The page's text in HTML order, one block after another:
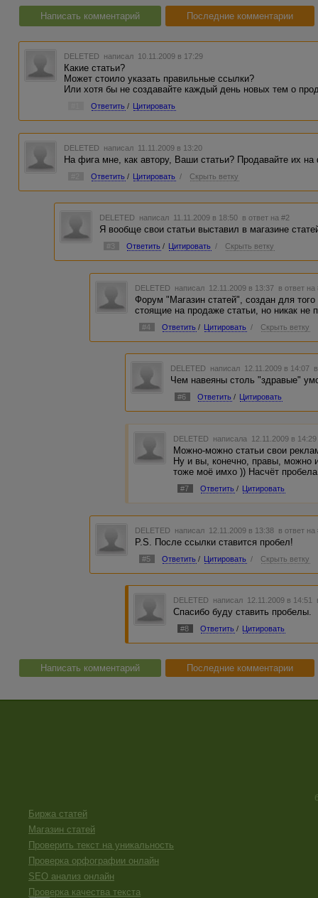
Написать комментарий Последние комментарии
DELETED написал 10.11.2009 в 17:29
Какие статьи?
Может стоило указать правильные ссылки?
Или хотя бы не создавайте каждый день новых тем о
Ответить / Цитировать
DELETED написал 11.11.2009 в 13:20
На фига мне, как автору, Ваши статьи? Продавайте их
Ответить / Цитировать / Скрыть ветку
DELETED написал 11.11.2009 в 18:50 в ответ на #2
Я вообще свои статьи выставил в магазине
#3 Ответить / Цитировать / Скрыть ветку
DELETED написал 12.11.2009 в 13:37 в ответ на
Форум "Магазин статей", создан для
стоящие на продаже статьи, но никак
#4 Ответить / Цитировать / Скрыть ветку
DELETED написал 12.11.2009 в 14:07
Чем навеяны столь "здравые"
#6 Ответить / Цитировать
DELETED написала 12.11.2009 в
Можно-можно статьи свои
Ну и вы, конечно, правы, можно
тоже моё имхо )) Насчёт
#7 Ответить / Цитировать
DELETED написал 12.11.2009 в 13:38 в ответ на
P.S. После ссылки ставится пробел!
#5 Ответить / Цитировать / Скрыть ветку
DELETED написал 12.11.2009 в 14:51
Спасибо буду ставить пробелы.
#8 Ответить / Цитировать
Написать комментарий Последние комментарии
Биржа статей
Магазин статей
Проверить текст на уникальность
Проверка орфографии онлайн
SEO анализ онлайн
Проверка качества текста